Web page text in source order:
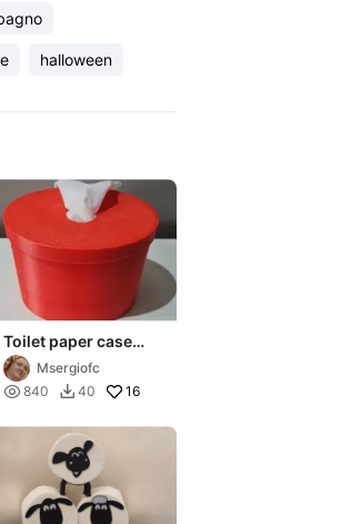
halloween
Toilet paper case
(ellipse shape)
Msergiofc
 840  40 16